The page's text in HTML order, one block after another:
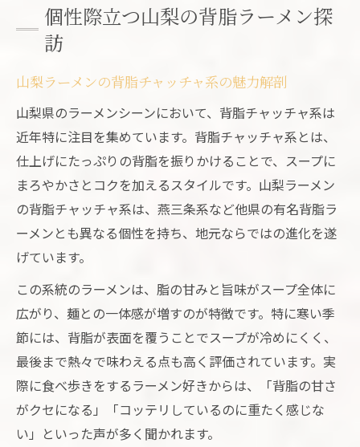
脂の旨みが際立つご当地ラーメン特集
背脂ラーメンの美味しさと山梨の特色
山梨ラーメンで味わう脂の奥深い世界
脂好き必見の山梨ご当地ラーメン案内
山梨ラーメンで体感する脂の旨みの秘密
山梨ラーメン脂の魅力と注目ポイント
山梨ラーメン脂の美味しさの理由を探る
ラーメン好きが語る山梨脂の注目ポイント
山梨ラーメン脂の選び方と楽しみ方提案
山梨ラーメンで注目される脂の工夫とは
背脂チャッチャ系を味わうラーメン旅
山梨ラーメンで楽しむ背脂チャッチャ系旅
背脂チャッチャ系ラーメン巡りのおすすめ
山梨ラーメンと背脂チャッチャの醍醐味体
個性際立つ山梨の背脂ラーメン探
訪
山梨ラーメンの背脂チャッチャ系の魅力解剖
山梨県のラーメンシーンにおいて、背脂チャッチャ系は
近年特に注目を集めています。背脂チャッチャ系とは、
仕上げにたっぷりの背脂を振りかけることで、スープに
まろやかさとコクを加えるスタイルです。山梨ラーメン
の背脂チャッチャ系は、燕三条系など他県の有名背脂ラ
ーメンとも異なる個性を持ち、地元ならではの進化を遂
げています。
この系統のラーメンは、脂の甘みと旨味がスープ全体に
広がり、麺との一体感が増すのが特徴です。特に寒い季
節には、背脂が表面を覆うことでスープが冷めにくく、
最後まで熱々で味わえる点も高く評価されています。実
際に食べ歩きをするラーメン好きからは、「背脂の甘さ
がクセになる」「コッテリしているのに重たく感じな
い」といった声が多く聞かれます。